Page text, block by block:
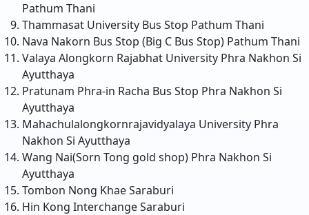
Pathum Thani
Thammasat University Bus Stop Pathum Thani
Nava Nakorn Bus Stop (Big C Bus Stop) Pathum Thani
Valaya Alongkorn Rajabhat University Phra Nakhon Si
Ayutthaya
Pratunam Phra-in Racha Bus Stop Phra Nakhon Si
Ayutthaya
Mahachulalongkornrajavidyalaya University Phra
Nakhon Si Ayutthaya
Wang Nai(Sorn Tong gold shop) Phra Nakhon Si
Ayutthaya
Tombon Nong KhaeSaraburi
Hin Kong InterchangeSaraburi